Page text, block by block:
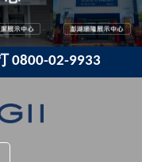
0800-02-9933